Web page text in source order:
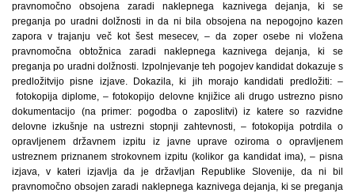
pravnomočno obsojena zaradi naklepnega kaznivega dejanja, ki se
preganja po uradni dolžnosti in da ni bila obsojena na nepogojno kazen
zapora v trajanju več kot šest mesecev, – da zoper osebe ni vložena
pravnomočna obtožnica zaradi naklepnega kaznivega dejanja, ki se
preganja po uradni dolžnosti. Izpolnjevanje teh pogojev kandidat dokazuje s
predložitvijo pisne izjave. Dokazila, ki jih morajo kandidati predložiti: –
fotokopija diplome, – fotokopijo delovne knjižice ali drugo ustrezno pisno
dokumentacijo (na primer: pogodba o zaposlitvi) iz katere so razvidne
delovne izkušnje na ustrezni stopnji zahtevnosti, – fotokopija potrdila o
opravljenem državnem izpitu iz javne uprave oziroma o opravljenem
ustreznem priznanem strokovnem izpitu (kolikor ga kandidat ima), – pisna
izjava, v kateri izjavlja da je državljan Republike Slovenije, da ni bil
pravnomočno obsojen zaradi naklepnega kaznivega dejanja, ki se preganja